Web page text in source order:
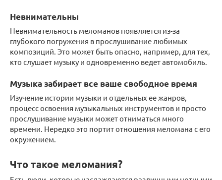
Невнимательны
Невнимательность меломанов появляется из-за
глубокого погружения в прослушивание любимых
композиций. Это может быть опасно, например, для тех,
кто слушает музыку и одновременно ведет автомобиль.
Музыка забирает все ваше свободное время
Изучение истории музыки и отдельных ее жанров,
процесс освоения музыкальных инструментов и просто
прослушивание музыки может отниматься много
времени. Нередко это портит отношения меломана с его
окружением.
Что такое меломания?